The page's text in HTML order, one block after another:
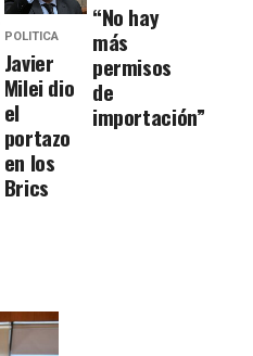
POLITICA
Javier
Milei dio
el
portazo
en los
Brics
“No hay
más
permisos
de
importación”